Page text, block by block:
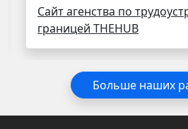
Сайт агенства по
границей THEHUB
Больше наших